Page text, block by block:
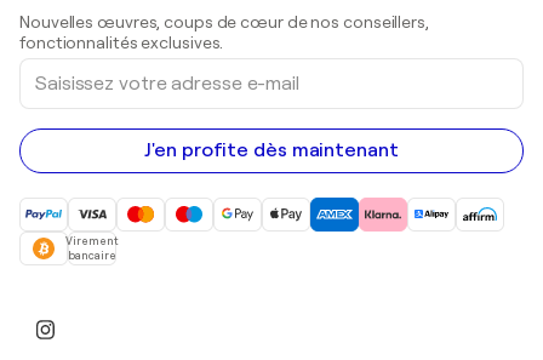
Peintures acryliques
Nouvelles œuvres, coups de cœur de nos conseillers,
fonctionnalités exclusives.
Saisissez
votre
adresse
e-
mail
J'en profite dès maintenant
Virement
bancaire